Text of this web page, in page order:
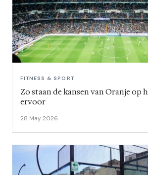
FITNESS & SPORT
Zo staan de kansen van Oranje op
ervoor
28 May 2026